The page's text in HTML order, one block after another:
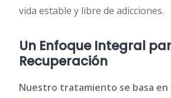
vida estable y libre de adicciones.
Un Enfoque Integral
Recuperación
Nuestro tratamiento se basa